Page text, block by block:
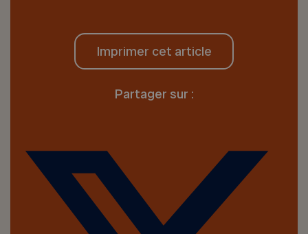
Imprimer cet article
Partager sur :